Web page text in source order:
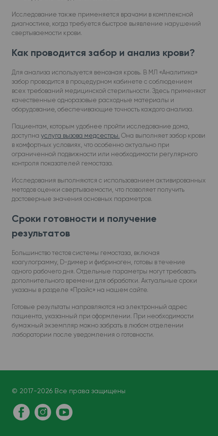
Исследование также применяется врачами в комплексной
диагностике, когда требуется быстрое выявление нарушений
свертываемости крови.
Как проводится забор и анализ крови?
Для анализа используется венозная кровь. В МЛ «Аналитика»
забор проводится в процедурном кабинете с соблюдением
всех требований медицинской стерильности. Здесь применяют
качественные одноразовые расходные материалы и
оборудование, обеспечивающие точность каждого анализа.
Пациентам, которым удобнее пройти исследование дома,
доступна услуга вызова медсестры. Она выполняет забор крови
в комфортных условиях, что особенно актуально при
ограниченной подвижности или необходимости регулярного
контроля показателей гемостаза.
Исследования выполняются с использованием активированных
методов оценки свертываемости, что позволяет получить
достоверные значения основных параметров.
Сроки готовности и получение
результатов
Большинство тестов системы гемостаза, включая
коагулограмму, D-димер и фибриноген, готовы в течение
одного рабочего дня. Отдельные параметры могут требовать
дополнительного времени для обработки. Актуальные сроки
указаны в разделе «Прайс» на нашем сайте.
Готовые результаты направляются на электронный адрес
пациента, указанный при оформлении. При необходимости
бумажный экземпляр можно забрать в любом отделении
лаборатории после уведомления о готовности.
© 2017-2026 Все права защищены